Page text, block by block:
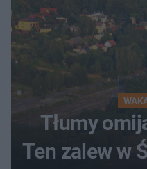
Tłumy
Ten zalew w